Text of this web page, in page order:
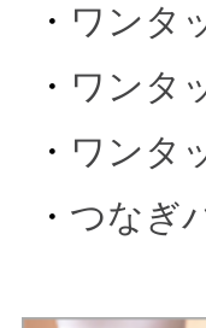
・ ワンタ
・ ワンタ
・ ワンタ
・ つなぎ